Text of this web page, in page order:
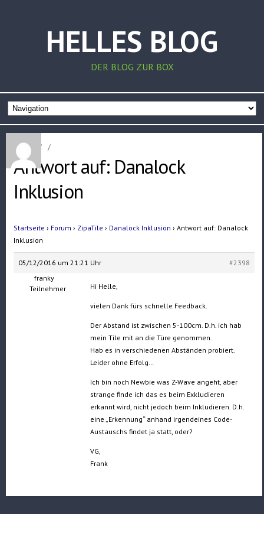
HELLES BLOG
DER BLOG ZUR BOX
Home / /
Antwort auf: Danalock
Inklusion
Startseite › Forum › ZipaTile › Danalock Inklusion › Antwort auf: Danalock
Inklusion
05/12/2016 um 21:21 Uhr
#2398
franky
Teilnehmer
Hi Helle,
vielen Dank fürs schnelle Feedback.
Der Abstand ist zwischen 5-100cm. D.h. ich hab
mein Tile mit an die Türe genommen.
Hab es in verschiedenen Abständen probiert.
Leider ohne Erfolg…
Ich bin noch Newbie was Z-Wave angeht, aber
strange finde ich das es beim Exkludieren
erkannt wird, nicht jedoch beim Inkludieren. D.h.
eine „Erkennung“ anhand irgendeines Code-
Austauschs findet ja statt, oder?
VG,
Frank